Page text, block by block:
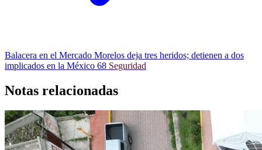
Balacera en el Mercado Morelos deja tres heridos; detienen a dos
implicados en la México 68 Seguridad
Notas relacionadas